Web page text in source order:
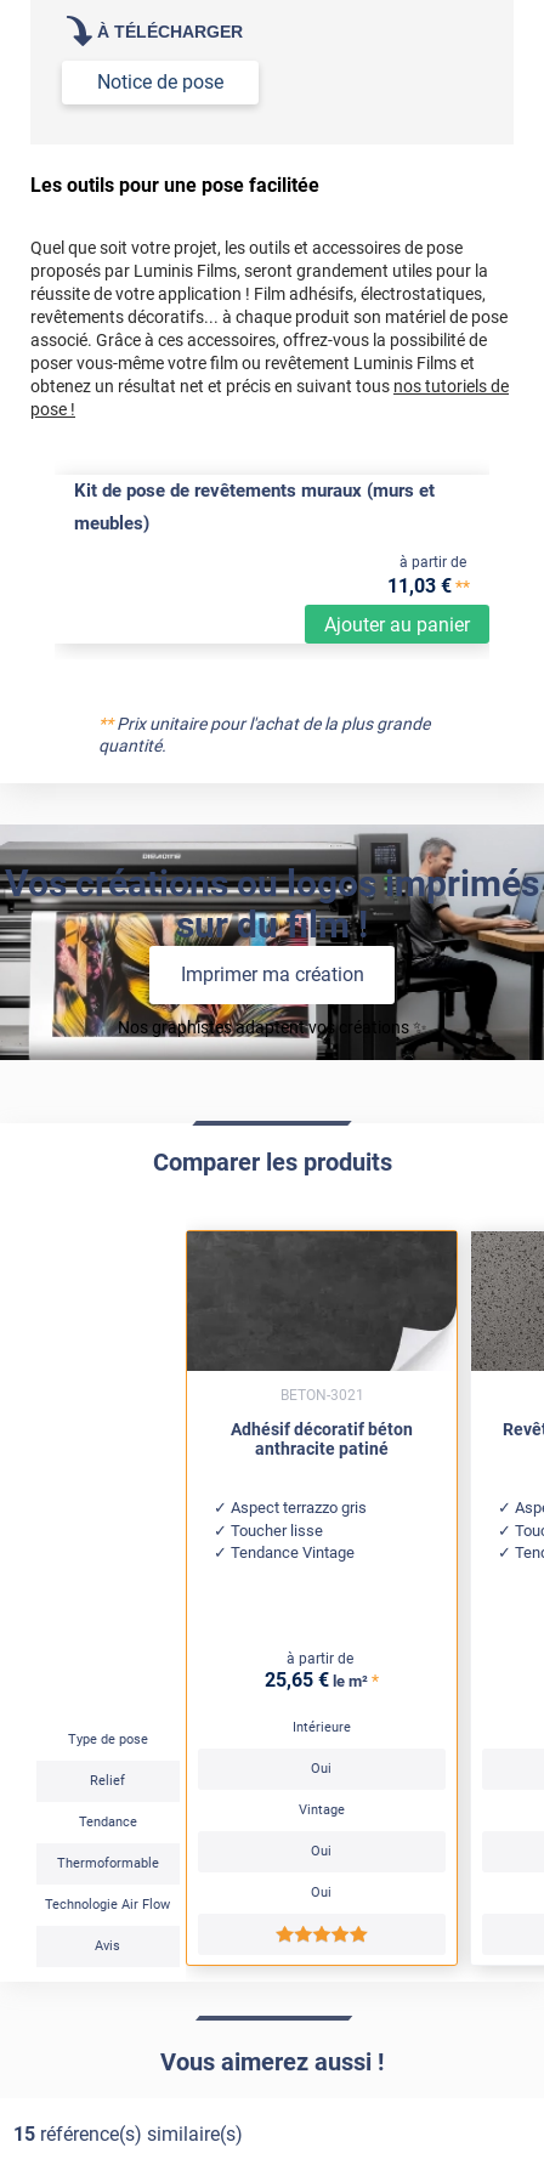
À TÉLÉCHARGER
Notice de pose
Les outils pour une pose facilitée
Quel que soit votre projet, les outils et accessoires de pose
proposés par Luminis Films, seront grandement utiles pour la
réussite de votre application ! Film adhésifs, électrostatiques,
revêtements décoratifs... à chaque produit son matériel de pose
associé. Grâce à ces accessoires, offrez-vous la possibilité de
poser vous-même votre film ou revêtement Luminis Films et
obtenez un résultat net et précis en suivant tous nos tutoriels de
pose !
Kit de pose de revêtements muraux (murs et
meubles)
Ajouter au panier
à partir de
11,03 €**
**Prix unitaire pour l'achat de la plus grande
quantité.
Vos créations ou logos imprimés
sur du film !
Imprimer ma création
Nos graphistes adaptent vos créations ✨
Comparer les produits
Type de pose
Relief
Tendance
Thermoformable
Technologie Air Flow
Avis
Adhésif décoratif béton
anthracite patiné
Aspect terrazzo gris
Toucher lisse
Tendance Vintage
à partir de
25,65 € le m² *
Intérieure
Oui
Vintage
Oui
Oui
*****
BETON-3021
Vous aimerez aussi !
15référence(s) similaire(s)